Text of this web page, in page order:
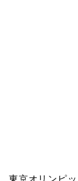
東京オリンピ